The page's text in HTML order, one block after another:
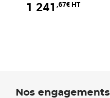
1 241 ,67€ HT
Nos engagements